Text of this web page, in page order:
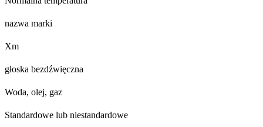
nazwa marki
Xm
głoska bezdźwięczna
Woda, olej, gaz
Standardowe lub niestandardowe